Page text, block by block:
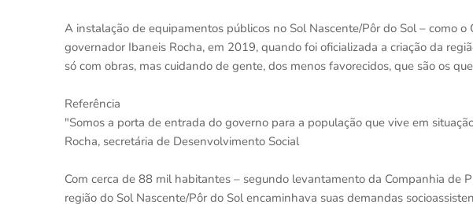
A instalação de equipamentos públicos no Sol Nascente/Pôr do Sol – como o
governador Ibaneis Rocha, em 2019, quando foi oficializada a criação da
só com obras, mas cuidando de gente, dos menos favorecidos, que são os
Referência
"Somos a porta de entrada do governo para a população que vive em
Rocha, secretária de Desenvolvimento Social
Com cerca de 88 mil habitantes – segundo levantamento da Companhia de
região do Sol Nascente/Pôr do Sol encaminhava suas demandas